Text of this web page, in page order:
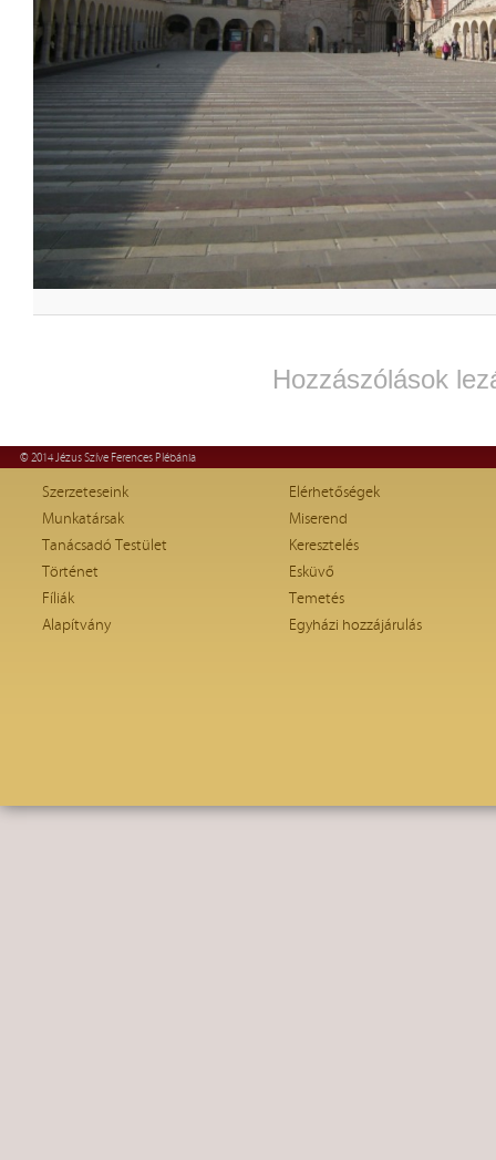
Hozzászólások
© 2014 Jézus Szíve Ferences Plébánia
Szerzeteseink
Munkatársak
Tanácsadó Testület
Történet
Fíliák
Alapítvány
Elérhetőségek
Miserend
Keresztelés
Esküvő
Temetés
Egyházi hozzájárulás